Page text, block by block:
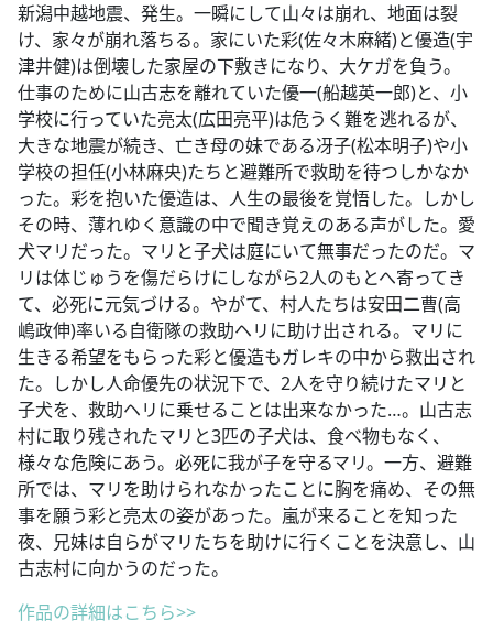
新潟中越地震、発生。一瞬にして山々は崩れ、地面は裂
け、家々が崩れ落ちる。家にいた彩(佐々木麻緒)と優造(宇
津井健)は倒壊した家屋の下敷きになり、大ケガを負う。
仕事のために山古志を離れていた優一(船越英一郎)と、小
学校に行っていた亮太(広田亮平)は危うく難を逃れるが、
大きな地震が続き、亡き母の妹である冴子(松本明子)や小
学校の担任(小林麻央)たちと避難所で救助を待つしかなか
った。彩を抱いた優造は、人生の最後を覚悟した。しかし
その時、薄れゆく意識の中で聞き覚えのある声がした。愛
犬マリだった。マリと子犬は庭にいて無事だったのだ。マ
リは体じゅうを傷だらけにしながら2人のもとへ寄ってき
て、必死に元気づける。やがて、村人たちは安田二曹(高
嶋政伸)率いる自衛隊の救助ヘリに助け出される。マリに
生きる希望をもらった彩と優造もガレキの中から救出され
た。しかし人命優先の状況下で、2人を守り続けたマリと
子犬を、救助ヘリに乗せることは出来なかった…。山古志
村に取り残されたマリと3匹の子犬は、食べ物もなく、
様々な危険にあう。必死に我が子を守るマリ。一方、避難
所では、マリを助けられなかったことに胸を痛め、その無
事を願う彩と亮太の姿があった。嵐が来ることを知った
夜、兄妹は自らがマリたちを助けに行くことを決意し、山
古志村に向かうのだった。
作品の詳細はこちら>>